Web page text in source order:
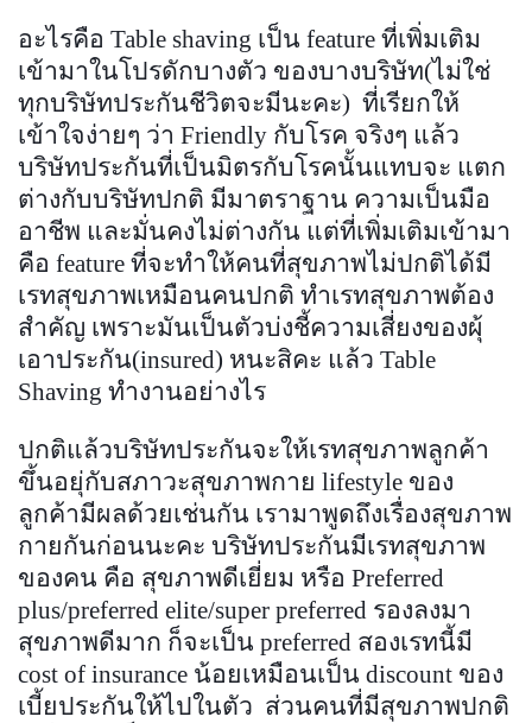
อะไรคือ Table shaving เป็น feature ที่เพิ่มเติม
เข้ามาในโปรดักบางตัว ของบางบริษัท(ไม่ใช่
ทุกบริษัทประกันชีวิตจะมีนะคะ) ที่เรียกให้
เข้าใจง่ายๆ ว่า Friendly กับโรค จริงๆ แล้ว
บริษัทประกันที่เป็นมิตรกับโรคนั้นแทบจะ แตก
ต่างกับบริษัทปกติ มีมาตราฐาน ความเป็นมือ
อาชีพ และมั่นคงไม่ต่างกัน แต่ที่เพิ่มเติมเข้ามา
คือ feature ที่จะทำให้คนที่สุขภาพไม่ปกติได้มี
เรทสุขภาพเหมือนคนปกติ ทำเรทสุขภาพต้อง
สำคัญ เพราะมันเป็นตัวบ่งชี้ความเสี่ยงของผุ้
เอาประกัน(insured) หนะสิคะ แล้ว Table
Shaving ทำงานอย่างไร
ปกติแล้วบริษัทประกันจะให้เรทสุขภาพลูกค้า
ขึ้นอยุ่กับสภาวะสุขภาพกาย lifestyle ของ
ลูกค้ามีผลด้วยเช่นกัน เรามาพูดถึงเรื่องสุขภาพ
กายกันก่อนนะคะ บริษัทประกันมีเรทสุขภาพ
ของคน คือ สุขภาพดีเยี่ยม หรือ Preferred
plus/preferred elite/super preferred รองลงมา
สุขภาพดีมาก ก็จะเป็น preferred สองเรทนี้มี
cost of insurance น้อยเหมือนเป็น discount ของ
เบี้ยประกันให้ไปในตัว ส่วนคนที่มีสุขภาพปกติ